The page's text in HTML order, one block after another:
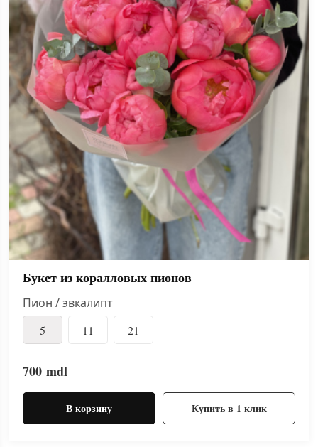
Букет из коралловых пионов
Пион / эвкалипт
5 11 21
700 mdl
В корзину Купить в 1 клик